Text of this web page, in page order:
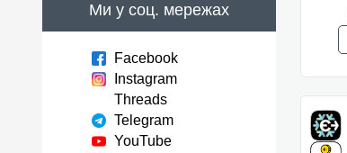
Ми у соц. мережах
Facebook
Instagram
Threads
Telegram
YouTube